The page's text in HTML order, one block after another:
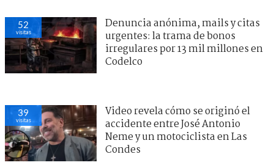
52
visitas
Denuncia anónima, mails y citas
urgentes: la trama de bonos
irregulares por 13 mil millones en
Codelco
39
visitas
Video revela cómo se originó el
accidente entre José Antonio
Neme y un motociclista en Las
Condes